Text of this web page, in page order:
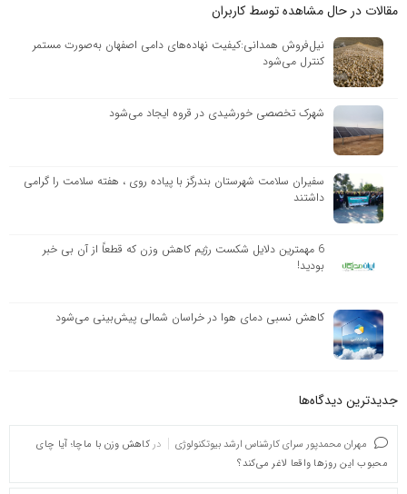
مقالات در حال مشاهده توسط کاربران
نیل‌فروش همدانی:کیفیت نهاده‌های دامی اصفهان به‌صورت مستمر
کنترل می‌شود
شهرک تخصصی خورشیدی در قروه ایجاد می‌شود
سفیران سلامت شهرستان بندرگز با پیاده روی ، هفته سلامت را گرامی
داشتند
6 مهمترین دلایل شکست رژیم کاهش وزن که قطعاً از آن بی خبر
بودید!
کاهش نسبی دمای هوا در خراسان شمالی پیش‌بینی می‌شود
جدیدترین دیدگاه‌‌ها
مهران محمدپور سرای کارشناس ارشد بیوتکنولوژی در کاهش وزن با ماچا؛ آیا چای
محبوب این روزها واقعا لاغر می‌کند؟